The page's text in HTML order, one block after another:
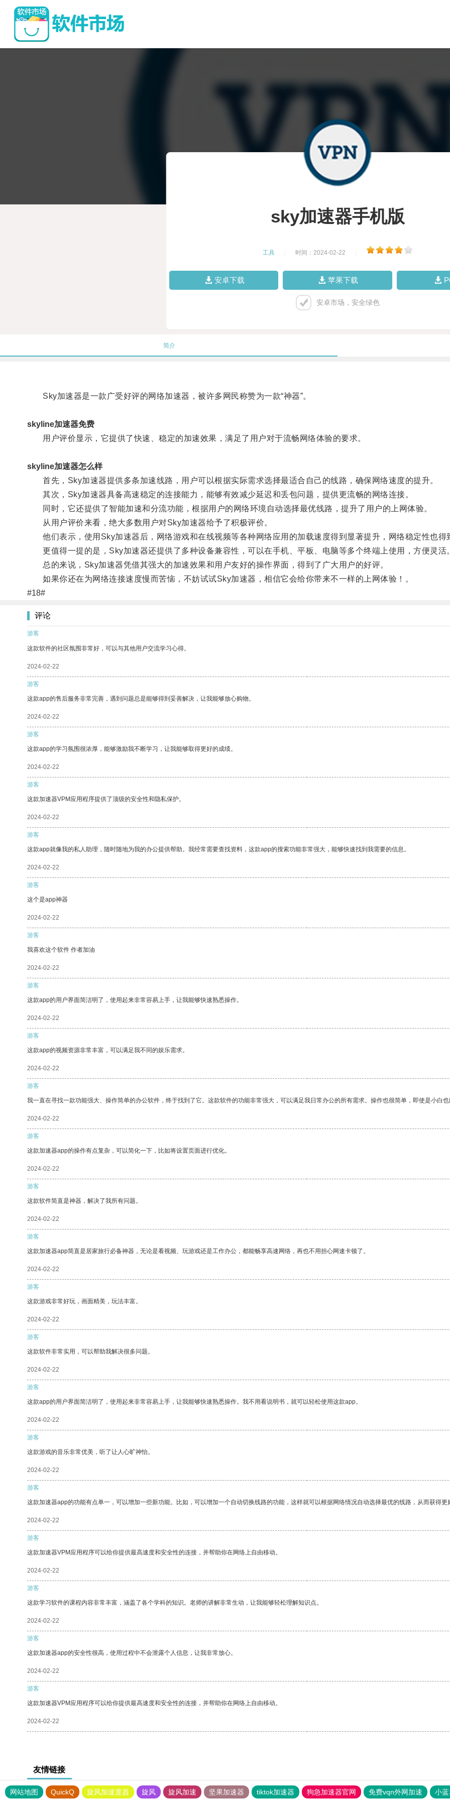
sky加速器手机版
工具 时间：2024-02-22
安卓下载 苹果下载
安卓市场，安全绿色
简介
Sky加速器是一款广受好评的网络加速器，被许多网民称赞为一款“神器”。
skyline加速器免费
用户评价显示，它提供了快速、稳定的加速效果，满足了用户对于流畅网络体验的要求。
skyline加速器怎么样
首先，Sky加速器提供多条加速线路，用户可以根据实际需求选择最适合自己的线路，确保网络速度的提升。
其次，Sky加速器具备高速稳定的连接能力，能够有效减少延迟和丢包问题，提供更流畅的网络连接。
同时，它还提供了智能加速和分流功能，根据用户的网络环境自动选择最优线路，提升了用户的上网体验。
从用户评价来看，绝大多数用户对Sky加速器给予了积极评价。
他们表示，使用Sky加速器后，网络游戏和在线视频等各种网络应用的加载速度得到显著提升，网络稳定性也得
更值得一提的是，Sky加速器还提供了多种设备兼容性，可以在手机、平板、电脑等多个终端上使用，方便灵活
总的来说，Sky加速器凭借其强大的加速效果和用户友好的操作界面，得到了广大用户的好评。
如果你还在为网络连接速度慢而苦恼，不妨试试Sky加速器，相信它会给你带来不一样的上网体验！。
#18#
评论
游客
这款软件的社区氛围非常好，可以与其他用户交流学习心得。
2024-02-22
游客
这款app的售后服务非常完善，遇到问题总是能够得到妥善解决，让我能够放心购物。
2024-02-22
游客
这款app的学习氛围很浓厚，能够激励我不断学习，让我能够取得更好的成绩。
2024-02-22
游客
这款加速器VPM应用程序提供了顶级的安全性和隐私保护。
2024-02-22
游客
这款app就像我的私人助理，随时随地为我的办公提供帮助。我经常需要查找资料，这款app的搜索功能非常强大，能够快速找到我需要的信息。
2024-02-22
游客
这个是app神器
2024-02-22
游客
我喜欢这个软件 作者加油
2024-02-22
游客
这款app的用户界面简洁明了，使用起来非常容易上手，让我能够快速熟悉操作。
2024-02-22
游客
这款app的视频资源非常丰富，可以满足我不同的娱乐需求。
2024-02-22
游客
我一直在寻找一款功能强大、操作简单的办公软件，终于找到了它。这款软件的功能非常强大，可以满足我日常办公的所有需求。操作也很简单，即使是小白也
2024-02-22
游客
这款加速器app的操作有点复杂，可以简化一下，比如将设置页面进行优化。
2024-02-22
游客
这款软件简直是神器，解决了我所有问题。
2024-02-22
游客
这款加速器app简直是居家旅行必备神器，无论是看视频、玩游戏还是工作办公，都能畅享高速网络，再也不用担心网速卡顿了。
2024-02-22
游客
这款游戏非常好玩，画面精美，玩法丰富。
2024-02-22
游客
这款软件非常实用，可以帮助我解决很多问题。
2024-02-22
游客
这款app的用户界面简洁明了，使用起来非常容易上手，让我能够快速熟悉操作。我不用看说明书，就可以轻松使用这款app。
2024-02-22
游客
这款游戏的音乐非常优美，听了让人心旷神怡。
2024-02-22
游客
这款加速器app的功能有点单一，可以增加一些新功能。比如，可以增加一个自动切换线路的功能，这样就可以根据网络情况自动选择最优的线路，从而获得更
2024-02-22
游客
这款加速器VPM应用程序可以给你提供最高速度和安全性的连接，并帮助你在网络上自由移动。
2024-02-22
游客
这款学习软件的课程内容非常丰富，涵盖了各个学科的知识。老师的讲解非常生动，让我能够轻松理解知识点。
2024-02-22
游客
这款加速器app的安全性很高，使用过程中不会泄露个人信息，让我非常放心。
2024-02-22
游客
这款加速器VPM应用程序可以给你提供最高速度和安全性的连接，并帮助你在网络上自由移动。
2024-02-22
友情链接
网站地图 QuickQ 旋风加速度器 旋风 旋风加速 坚果加速器 tiktok加速器 狗急加速器官网 免费vqn外网加速 小